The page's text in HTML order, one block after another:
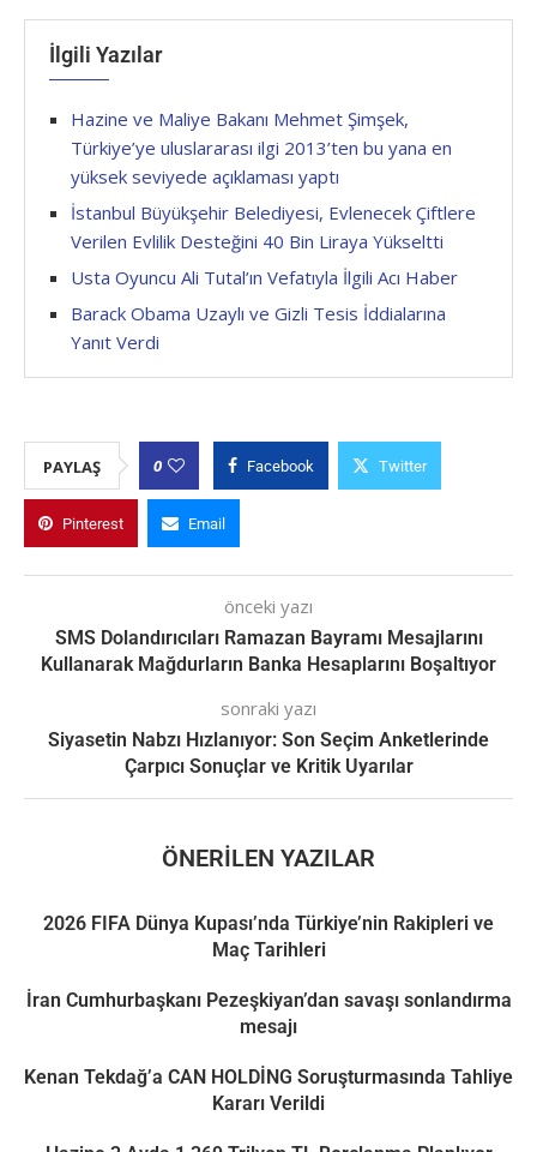
İlgili Yazılar
Hazine ve Maliye Bakanı Mehmet Şimşek,
Türkiye’ye uluslararası ilgi 2013’ten bu yana en
yüksek seviyede açıklaması yaptı
İstanbul Büyükşehir Belediyesi, Evlenecek Çiftlere
Verilen Evlilik Desteğini 40 Bin Liraya Yükseltti
Usta Oyuncu Ali Tutal’ın Vefatıyla İlgili Acı Haber
Barack Obama Uzaylı ve Gizli Tesis İddialarına
Yanıt Verdi
PAYLAŞ 0 Facebook Twitter
Pinterest Email
önceki yazı
SMS Dolandırıcıları Ramazan Bayramı Mesajlarını
Kullanarak Mağdurların Banka Hesaplarını Boşaltıyor
sonraki yazı
Siyasetin Nabzı Hızlanıyor: Son Seçim Anketlerinde
Çarpıcı Sonuçlar ve Kritik Uyarılar
ÖNERILEN YAZILAR
2026 FIFA Dünya Kupası’nda Türkiye’nin Rakipleri ve
Maç Tarihleri
İran Cumhurbaşkanı Pezeşkiyan’dan savaşı sonlandırma
mesajı
Kenan Tekdağ’a CAN HOLDİNG Soruşturmasında Tahliye
Kararı Verildi